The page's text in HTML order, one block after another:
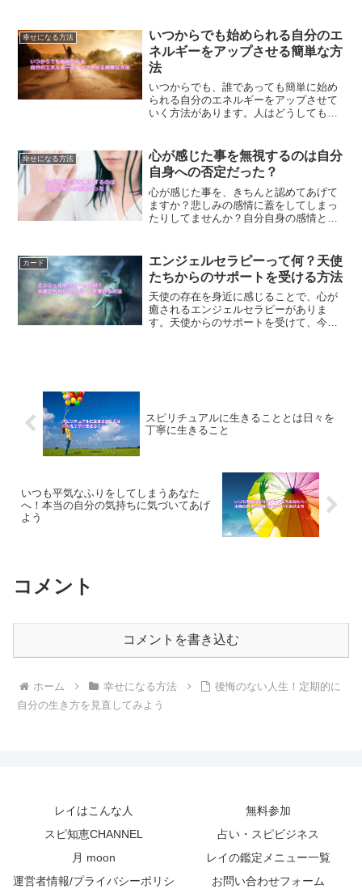
生を歩むこともできます。
幸せになる方法
いつからでも始められる自分のエ
ネルギーをアップさせる簡単な方
法
いつからでも、誰であっても簡単に始め
られる自分のエネルギーをアップさせて
いく方法があります。人はどうしても、
滞ってしまったりするのです。エネルギ
ーアップの方法とは？
幸せになる方法
心が感じた事を無視するのは自分
自身への否定だった？
心が感じた事を、きちんと認めてあげて
ますか？悲しみの感情に蓋をしてしまっ
たりしてませんか？自分自身の感情と向
にする方法とは？
カード
エンジェルセラピーって何？天使
たちからのサポートを受ける方法
天使の存在を身近に感じることで、心が
癒されるエンジェルセラピーがありま
す。天使からのサポートを受けて、今苦
スピリチュアルに生きることとは日々を
丁寧に生きること
いつも平気なふりをしてしまうあなた
へ！本当の自分の気持ちに気づいてあげ
よう
コメント
コメントを書き込む
ホーム 幸せになる方法
後悔のない人生！定期的に
自分の生き方を見直してみよう
レイはこんな人
無料参加
スピ知恵CHANNEL
占い・スピビジネス
月 moon
レイの鑑定メニュー一覧
運営者情報/プライバシーポリシ
お問い合わせフォーム